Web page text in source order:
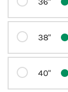
38"
40"